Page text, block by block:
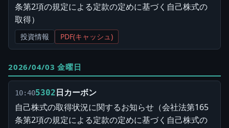
条第2項の規定による定款の定めに基づく自己株式の
取得）
投資情報 PDF(キャッシュ)
2026/04/03 金曜日
10:405302日カーボン
自己株式の取得状況に関するお知らせ（会社法第165
条第2項の規定による定款の定めに基づく自己株式の